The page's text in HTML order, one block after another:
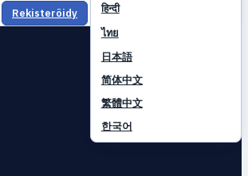
हिन्दी
ไทย
日本語
简体中文
繁體中文
한국어
Rekisteröidy